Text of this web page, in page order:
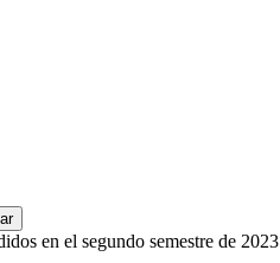
en el segundo semestre de 2023